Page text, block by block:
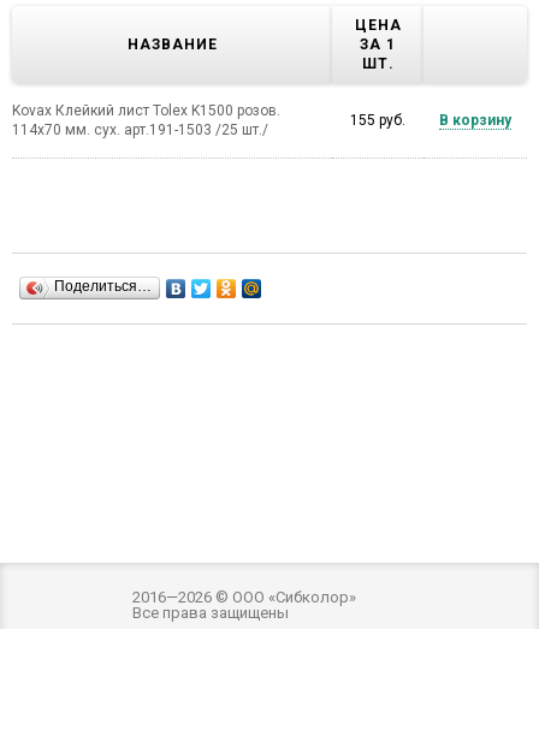
НАЗВАНИЕ
ЦЕНА
ЗА 1
ШТ.
Kovax Клейкий лист Tolex K1500 розов.
114х70 мм. сух. арт.191-1503 /25 шт./
155 руб. В корзину
Поделиться…
2016—2026 © ООО «Сибколор»
Все права защищены